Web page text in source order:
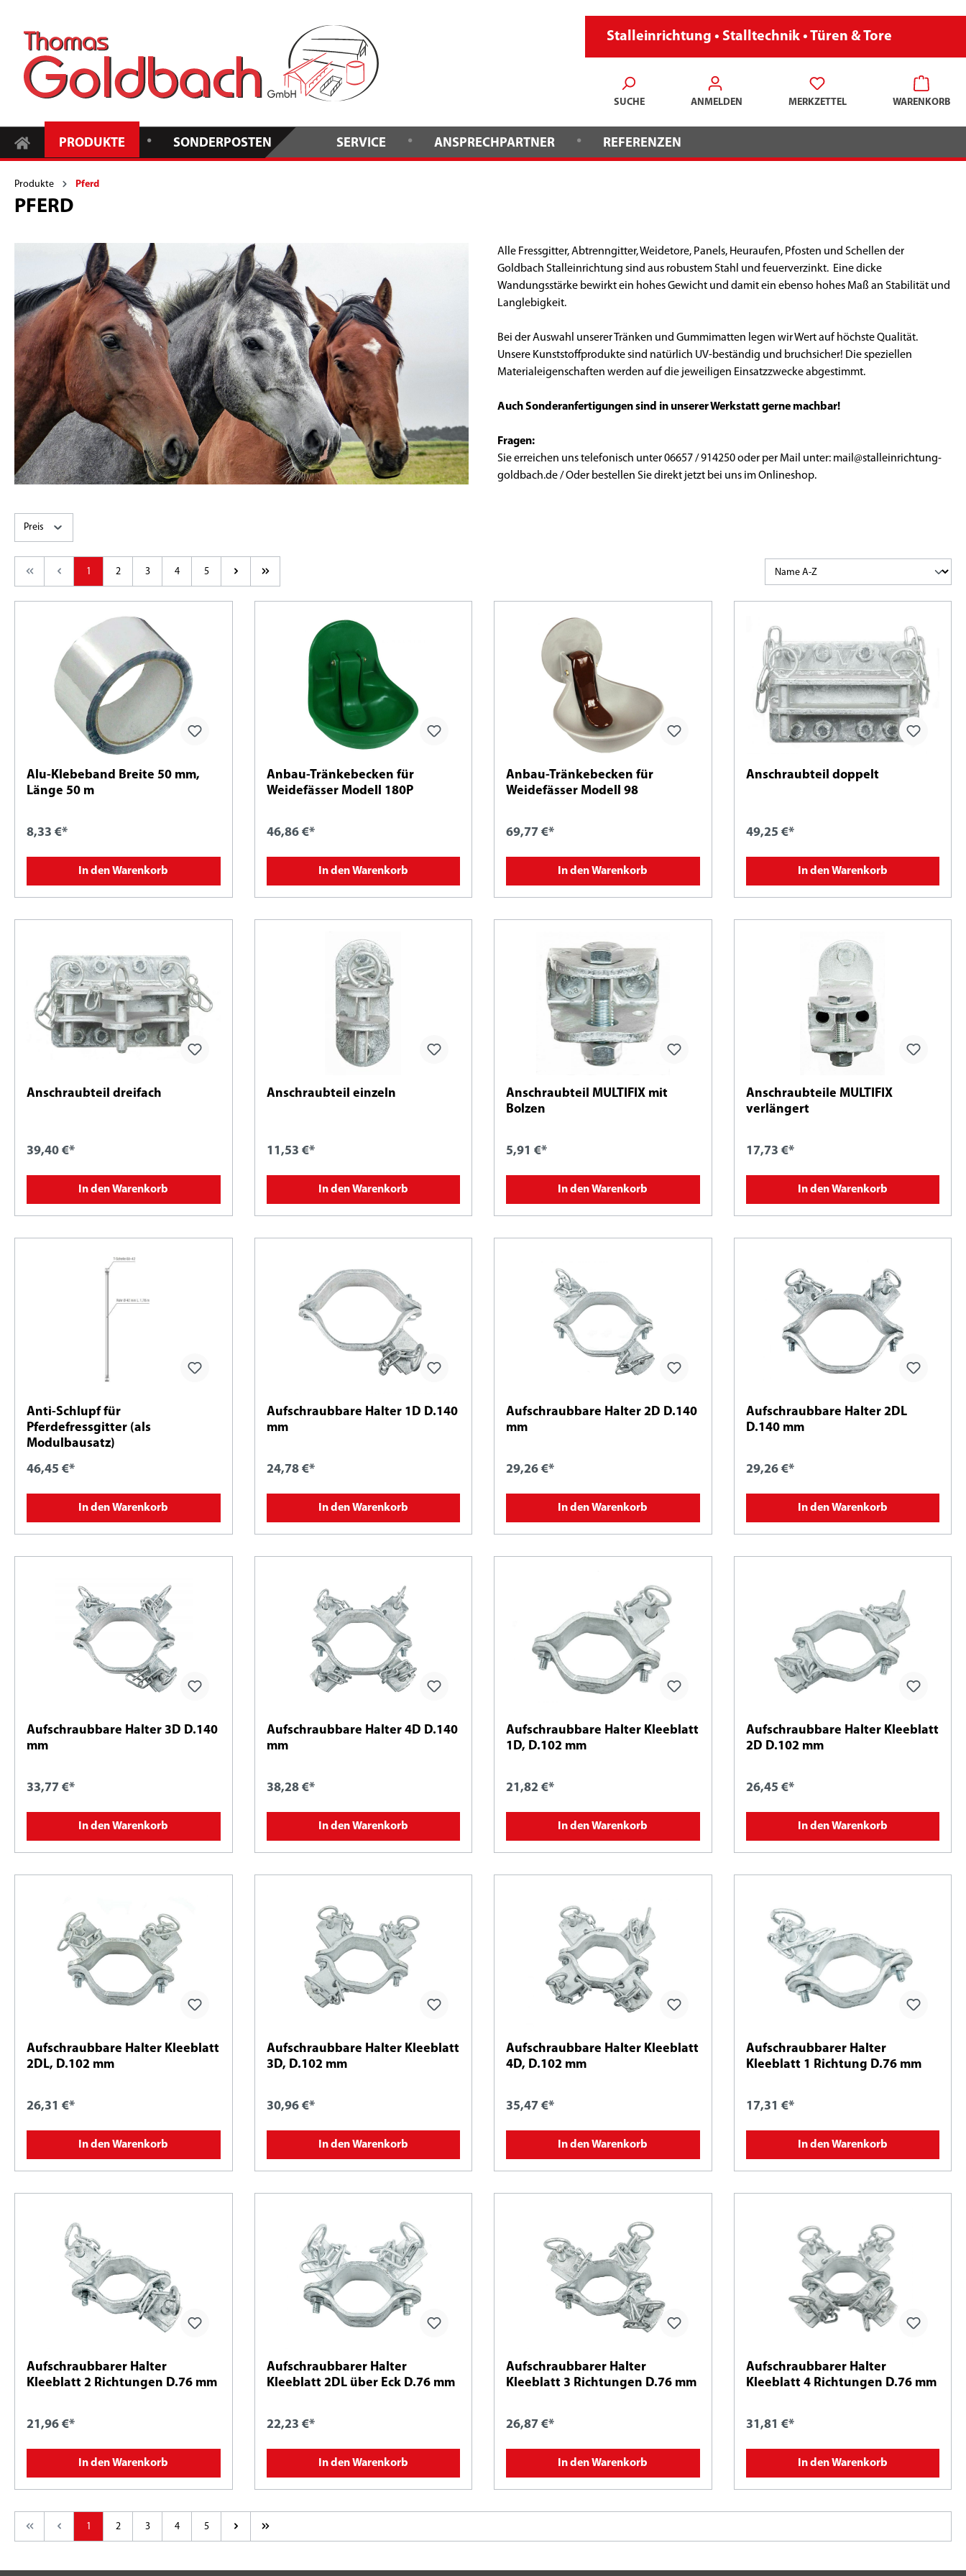
Stalleinrichtung • Stalltechnik • Türen & Tore
SUCHE ANMELDEN MERKZETTEL WARENKORB
PRODUKTE • SONDERPOSTEN SERVICE • ANSPRECHPARTNER • REFERENZEN
Produkte Pferd
PFERD
Alle Fressgitter, Abtrenngitter, Weidetore, Panels, Heuraufen, Pfosten und Schellen der
Goldbach Stalleinrichtung sind aus robustem Stahl und feuerverzinkt. Eine dicke
Wandungsstärke bewirkt ein hohes Gewicht und damit ein ebenso hohes Maß an Stabilität und
Langlebigkeit.
Bei der Auswahl unserer Tränken und Gummimatten legen wir Wert auf höchste Qualität.
Unsere Kunststoffprodukte sind natürlich UV-beständig und bruchsicher! Die speziellen
Materialeigenschaften werden auf die jeweiligen Einsatzzwecke abgestimmt.
Auch Sonderanfertigungen sind in unserer Werkstatt gerne machbar!
Fragen:
Sie erreichen uns telefonisch unter 06657 / 914250 oder per Mail unter: mail@stalleinrichtung-
goldbach.de / Oder bestellen Sie direkt jetzt bei uns im Onlineshop.
Preis
1 2 3 4 5
Alu-Klebeband Breite 50 mm,
Länge 50 m
8,33 €*
In den Warenkorb
Anbau-Tränkebecken für
Weidefässer Modell 180P
46,86 €*
In den Warenkorb
Anbau-Tränkebecken für
Weidefässer Modell 98
69,77 €*
In den Warenkorb
Anschraubteil doppelt
49,25 €*
In den Warenkorb
Anschraubteil dreifach
39,40 €*
In den Warenkorb
Anschraubteil einzeln
11,53 €*
In den Warenkorb
Anschraubteil MULTIFIX mit
Bolzen
5,91 €*
In den Warenkorb
Anschraubteile MULTIFIX
verlängert
17,73 €*
In den Warenkorb
Anti-Schlupf für
Pferdefressgitter (als
Modulbausatz)
46,45 €*
In den Warenkorb
Aufschraubbare Halter 1D D.140
mm
24,78 €*
In den Warenkorb
Aufschraubbare Halter 2D D.140
mm
29,26 €*
In den Warenkorb
Aufschraubbare Halter 2DL
D.140 mm
29,26 €*
In den Warenkorb
Aufschraubbare Halter 3D D.140
mm
33,77 €*
In den Warenkorb
Aufschraubbare Halter 4D D.140
mm
38,28 €*
In den Warenkorb
Aufschraubbare Halter Kleeblatt
1D, D.102 mm
21,82 €*
In den Warenkorb
Aufschraubbare Halter Kleeblatt
2D D.102 mm
26,45 €*
In den Warenkorb
Aufschraubbare Halter Kleeblatt
2DL, D.102 mm
26,31 €*
In den Warenkorb
Aufschraubbare Halter Kleeblatt
3D, D.102 mm
30,96 €*
In den Warenkorb
Aufschraubbare Halter Kleeblatt
4D, D.102 mm
35,47 €*
In den Warenkorb
Aufschraubbarer Halter
Kleeblatt 1 Richtung D.76 mm
17,31 €*
In den Warenkorb
Aufschraubbarer Halter
Kleeblatt 2 Richtungen D.76 mm
21,96 €*
In den Warenkorb
Aufschraubbarer Halter
Kleeblatt 2DL über Eck D.76 mm
22,23 €*
In den Warenkorb
Aufschraubbarer Halter
Kleeblatt 3 Richtungen D.76 mm
26,87 €*
In den Warenkorb
Aufschraubbarer Halter
Kleeblatt 4 Richtungen D.76 mm
31,81 €*
In den Warenkorb
1 2 3 4 5